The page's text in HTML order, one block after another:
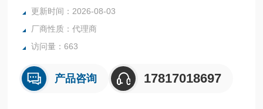
更新时间：2026-08-03
厂商性质：代理商
访问量：663
产品咨询 17817018697